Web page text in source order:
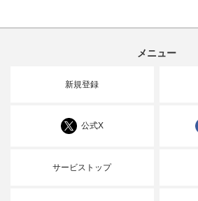
メニュー
新規登録
公式X
サービストップ